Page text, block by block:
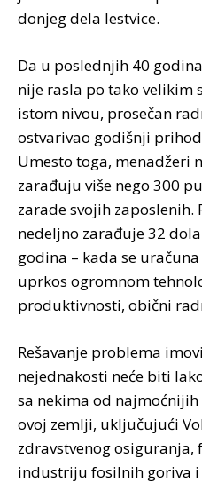
donjeg dela lestvice.
Da u poslednjih 40
nije rasla po tako velikim
istom nivou, prosečan
ostvarivao godišnji
Umesto toga, menadžeri
zarađuju više nego 300
zarade svojih
nedeljno zarađuje 32
godina – kada se
uprkos ogromnom
produktivnosti, obični
Rešavanje problema
nejednakosti neće biti
sa nekima od
ovoj zemlji, uključujući
zdravstvenog
industriju fosilnih goriva